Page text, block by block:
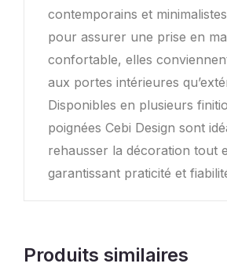
contemporains et
pour assurer une prise en
confortable, elles
aux portes intérieures
Disponibles en plusieurs
poignées Cebi Design sont
rehausser la décoration tout
garantissant praticité et
Produits similaires